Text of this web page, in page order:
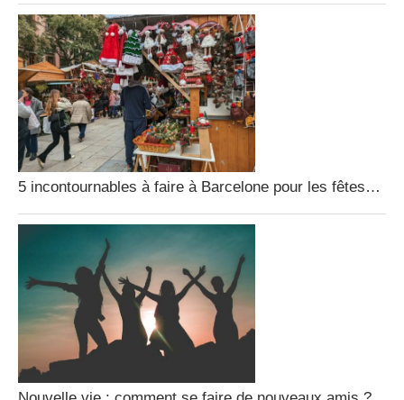
5 incontournables à faire à Barcelone pour les fêtes…